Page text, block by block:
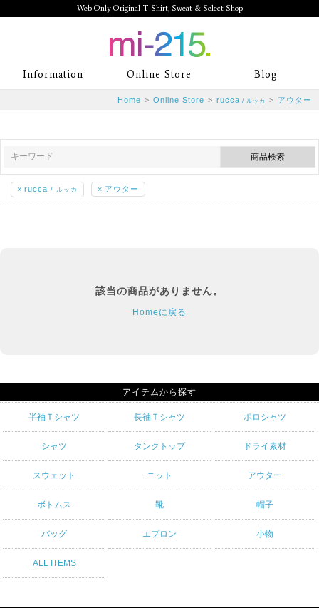
Web Only Original T-Shirt, Sweat & Select Shop
mi-215. Web Only Original T-Shirt,
Sweat & Select Shop mi-215. Tシャ
ランド専門通販
Information Online Store Blog
Home > Online Store > rucca / ルッカ > アウター
× rucca / ルッカ × アウター
該当の商品がありません。
Homeに戻る
アイテムから探す
半袖Ｔシャツ 長袖Ｔシャツ ポロシャツ
シャツ タンクトップ ドライ素材
スウェット ニット アウター
ボトムス 靴 帽子
バッグ エプロン 小物
ALL ITEMS